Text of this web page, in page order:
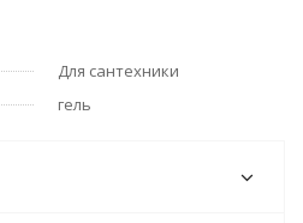
Для сантехники
гель